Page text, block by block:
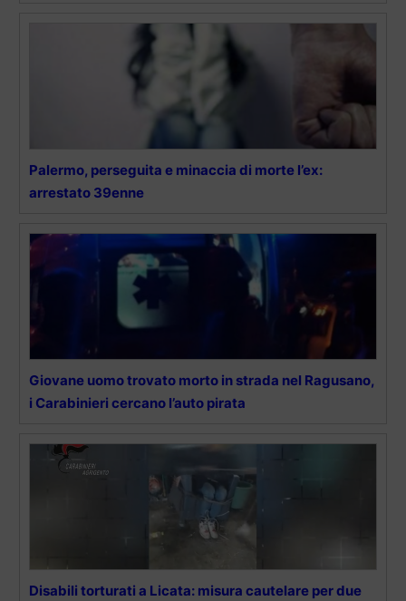
Palermo, perseguita e minaccia di morte l’ex:
arrestato 39enne
Giovane uomo trovato morto in strada nel Ragusano,
i Carabinieri cercano l’auto pirata
Disabili torturati a Licata: misura cautelare per due